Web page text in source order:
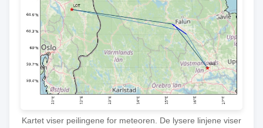
Kartet viser peilingene for meteoren. De lysere linjene viser